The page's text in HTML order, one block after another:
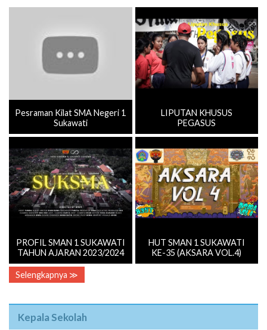
Pesraman Kilat SMA Negeri 1
Sukawati
LIPUTAN KHUSUS
PEGASUS
PROFIL SMAN 1 SUKAWATI
TAHUN AJARAN 2023/2024
HUT SMAN 1 SUKAWATI
KE-35 (AKSARA VOL.4)
Selengkapnya ≫
Kepala Sekolah